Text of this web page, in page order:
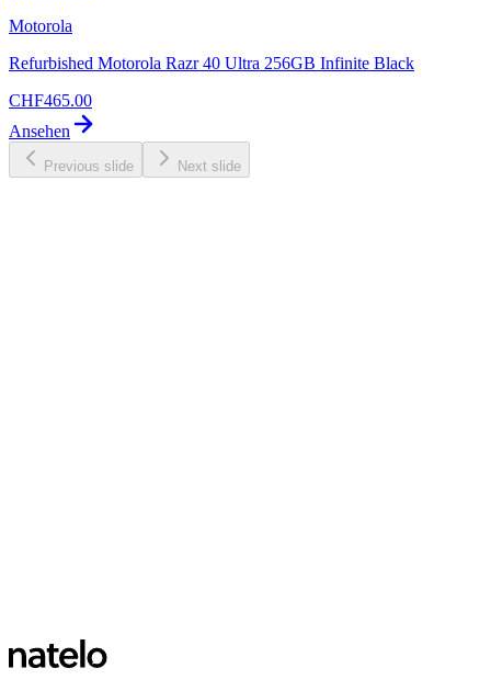
Motorola
Refurbished Motorola Razr 40 Ultra 256GB Infinite Black
CHF465.00
Ansehen
Previous slide Next slide